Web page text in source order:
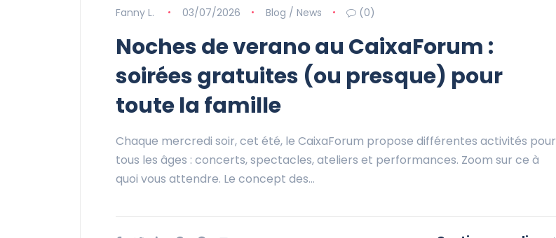
Fanny L. 03/07/2026 Blog / News (0)
Noches de verano au CaixaForum :
soirées gratuites (ou presque) pour
toute la famille
Chaque mercredi soir, cet été, le CaixaForum propose différentes activités pour
tous les âges : concerts, spectacles, ateliers et performances. Zoom sur ce à
quoi vous attendre. Le concept des…